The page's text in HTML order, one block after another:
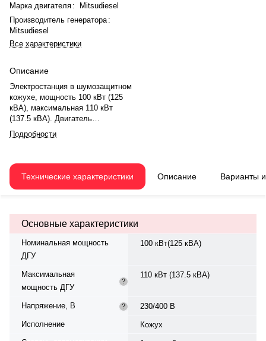
Марка двигателя :
Mitsudiesel
Производитель генератора :
Mitsudiesel
Все характеристики
Описание
Электростанция в шумозащитном
кожухе, мощность 100 кВт (125
кВА), максимальная 110 кВт
(137.5 кВА). Двигатель
Mitsudiesel MDK 110 4LT (4
цилиндра, турбонаддув) с
Mitsudiesel. Выход 230/400 В, 3
фазы, 50 Гц. Запуск
Китае. Габариты: 2770x1080x1250
мм, вес 1500 кг. Гарантия 12
Подробности
Технические характеристики Описание Варианты
Основные характеристики
Номинальная мощность
ДГУ
100 кВт(125 кВА)
Максимальная
мощность ДГУ
?
110 кВт (137.5 кВА)
Напряжение, В ?
230/400 В
Исполнение
Кожух